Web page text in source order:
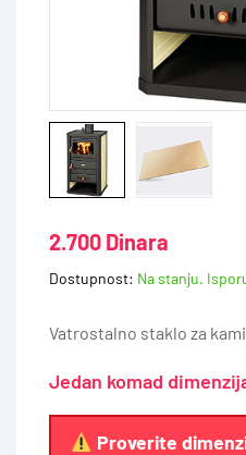
2.700 Dinara
Dostupnost: Na stanju.
Vatrostalno staklo za
Jedan komad
Proverite